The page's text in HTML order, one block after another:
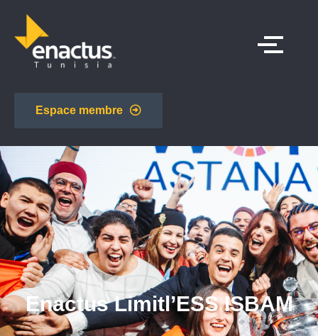
Espace membre
Enactus Limitl’ESS ISBAM